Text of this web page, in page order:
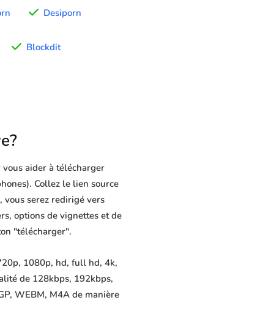
Desiporn
Blockdit
aider à télécharger
Collez le lien source
vous serez redirigé vers
options de vignettes et de
"télécharger".
1080p, hd, full hd, 4k,
de 128kbps, 192kbps,
WEBM, M4A de manière